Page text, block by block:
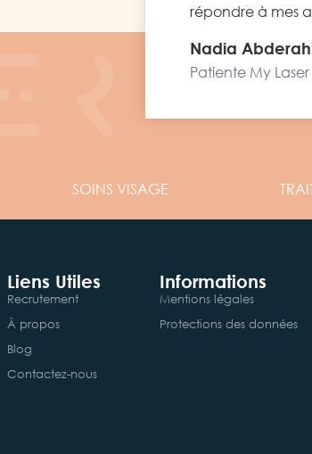
répondre à mes
Nadia
Patiente My
SOINS VISAGE
Liens Utiles
Recrutement
À propos
Blog
Contactez-nous
Informations
Mentions légales
Protections des données